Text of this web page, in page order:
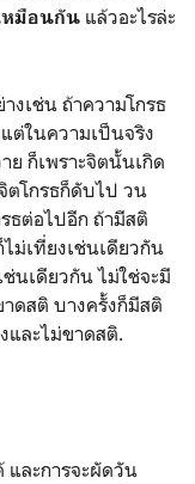
หมือนกัน แล้วอะไรล่ะ
งเช่น ถ้าความโกรธ
ต่ในความเป็นจริง
ย ก็เพราะจิตนั้นเกิด
ตโกรธก็ดับไป วน
ธต่อไปอีก ถ้ามีสติ
ม่เที่ยงเช่นเดียวกัน
นเดียวกัน ไม่ใช่จะมี
ดสติ บางครั้งก็มีสติ
และไม่ขาดสติ.
ละการจะผัดวัน